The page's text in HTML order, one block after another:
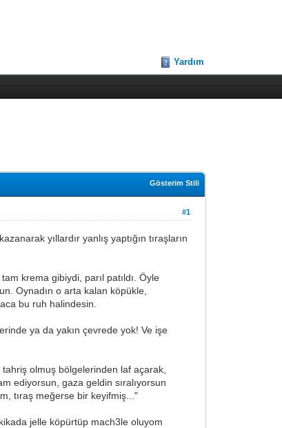
Yardım
Gösterim Stili
#1
yıllardır yanlış yaptığın tıraşların
krema gibiydi, parıl patıldı. Öyle
Oynadın o arta kalan köpükle,
bu ruh halindesin.
ya da yakın çevrede yok! Ve işe
olmuş bölgelerinden laf açarak,
ediyorsun, gaza geldin sıralıyorsun
tıraş meğerse bir keyifmiş..."
jelle köpürtüp mach3le oluyom